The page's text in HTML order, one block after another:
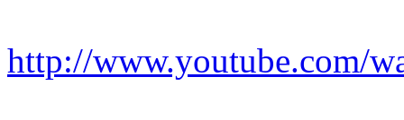
http://www.youtube.com/